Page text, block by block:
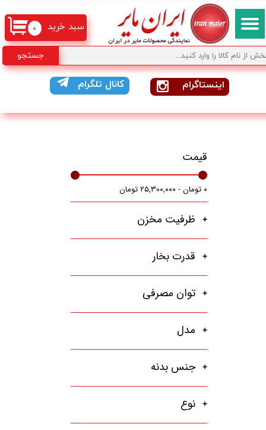
جستجو
کانال تلگرام اینستاگرام
۰ سبد خرید
قیمت
۰ تومان - ۲۵,۳۰۰,۰۰۰ تومان
ظرفیت مخزن
قدرت بخار
توان مصرفی
مدل
جنس بدنه
نوع